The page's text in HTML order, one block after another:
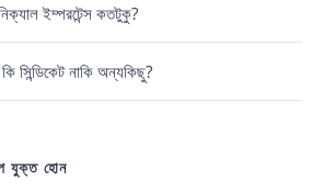
ইম্পরটেন্স কতটুকু?
সিন্ডিকেট নাকি অন্যকিছু?
যুক্ত হোন